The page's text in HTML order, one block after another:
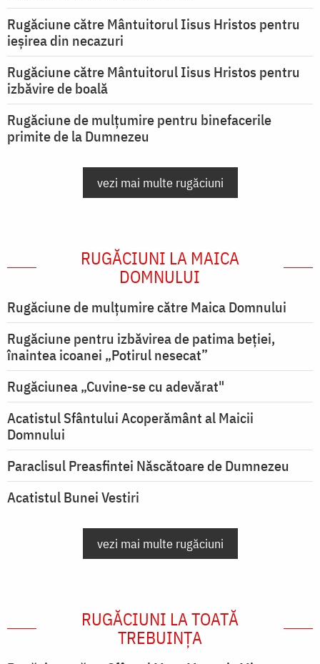
Rugăciune către Mântuitorul Iisus Hristos pentru
ieşirea din necazuri
Rugăciune către Mântuitorul Iisus Hristos pentru
izbăvire de boală
Rugăciune de mulțumire pentru binefacerile
primite de la Dumnezeu
vezi mai multe rugăciuni
RUGĂCIUNI LA MAICA
DOMNULUI
Rugăciune de mulţumire către Maica Domnului
Rugăciune pentru izbăvirea de patima beției,
înaintea icoanei „Potirul nesecat”
Rugăciunea „Cuvine-se cu adevărat"
Acatistul Sfântului Acoperământ al Maicii
Domnului
Paraclisul Preasfintei Născătoare de Dumnezeu
Acatistul Bunei Vestiri
vezi mai multe rugăciuni
RUGĂCIUNI LA TOATĂ
TREBUINȚA